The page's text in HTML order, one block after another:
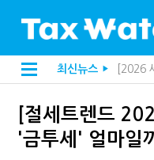
최신뉴스 ▶
[절세트렌드
'금투세' 얼마일